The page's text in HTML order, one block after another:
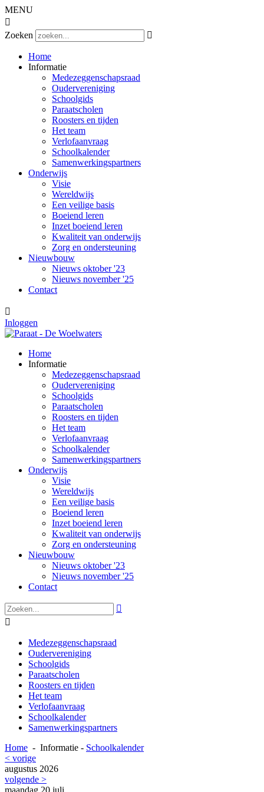
MENU

Zoeken

Home
Informatie
Medezeggenschapsraad
Oudervereniging
Schoolgids
Paraatscholen
Roosters en tijden
Het team
Verlofaanvraag
Schoolkalender
Samenwerkingspartners
Onderwijs
Visie
Wereldwijs
Een veilige basis
Boeiend leren
Inzet boeiend leren
Kwaliteit van onderwijs
Zorg en ondersteuning
Nieuwbouw
Nieuws oktober '23
Nieuws november '25
Contact

Inloggen
Home
Informatie
Medezeggenschapsraad
Oudervereniging
Schoolgids
Paraatscholen
Roosters en tijden
Het team
Verlofaanvraag
Schoolkalender
Samenwerkingspartners
Onderwijs
Visie
Wereldwijs
Een veilige basis
Boeiend leren
Inzet boeiend leren
Kwaliteit van onderwijs
Zorg en ondersteuning
Nieuwbouw
Nieuws oktober '23
Nieuws november '25
Contact


Medezeggenschapsraad
Oudervereniging
Schoolgids
Paraatscholen
Roosters en tijden
Het team
Verlofaanvraag
Schoolkalender
Samenwerkingspartners
Home - Informatie - Schoolkalender
< vorige
augustus 2026
volgende >
maandag 20 juli